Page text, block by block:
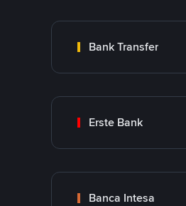
Bank Transfer
Erste Bank
Banca Intesa